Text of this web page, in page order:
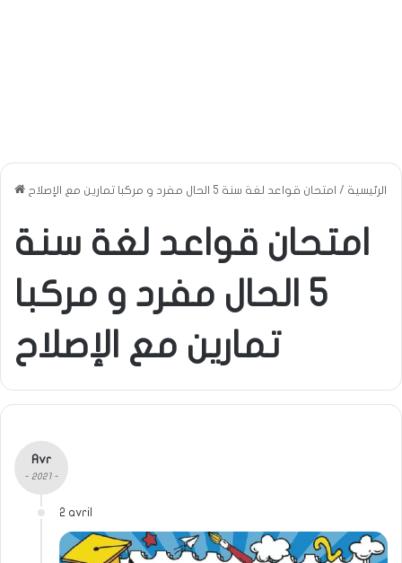
الرئيسية / امتحان قواعد لغة سنة 5 الحال مفرد و مركبا تمارين مع الإصلاح
امتحان قواعد لغة سنة
5 الحال مفرد و مركبا
تمارين مع الإصلاح
Avr
- 2021 -
2 avril